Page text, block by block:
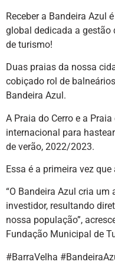
Receber a Bandeira Azul
global dedicada a gestão
de turismo!
Duas praias da nossa
cobiçado rol de
Bandeira Azul.
A Praia do Cerro e a
internacional para
de verão, 2022/2023.
Essa é a primeira vez
“O Bandeira Azul cria
investidor, resultando
nossa população”,
Fundação Municipal de
#BarraVelha